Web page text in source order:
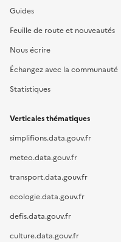
Guides
Feuille de route et nouveautés
Nous écrire
Échangez avec la communauté
Statistiques
Verticales thématiques
simplifions.data.gouv.fr
meteo.data.gouv.fr
transport.data.gouv.fr
ecologie.data.gouv.fr
defis.data.gouv.fr
culture.data.gouv.fr